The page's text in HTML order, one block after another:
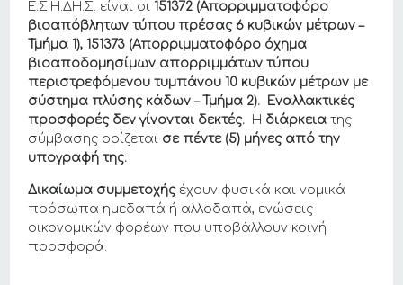
Ε.Σ.Η.ΔΗ.Σ. είναι οι 151372 (Απορριμματοφόρο
βιοαπόβλητων τύπου πρέσας 6 κυβικών μέτρων –
Τμήμα 1), 151373 (Απορριμματοφόρο όχημα
βιοαποδομησίμων απορριμμάτων τύπου
περιστρεφόμενου τυμπάνου 10 κυβικών μέτρων με
σύστημα πλύσης κάδων – Τμήμα 2). Εναλλακτικές
προσφορές δεν γίνονται δεκτές. Η διάρκεια της
σύμβασης ορίζεται σε πέντε (5) μήνες από την
υπογραφή της.
Δικαίωμα συμμετοχήςέχουν φυσικά και νομικά
πρόσωπα ημεδαπά ή αλλοδαπά, ενώσεις
οικονομικών φορέων που υποβάλλουν κοινή
προσφορά.